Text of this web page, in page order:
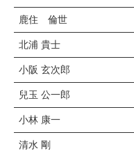
鹿住 倫世
北浦 貴士
小阪 玄次郎
兒玉 公一郎
小林 康一
清水 剛